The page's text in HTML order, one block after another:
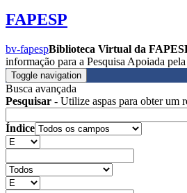
FAPESP
bv-fapespBiblioteca Virtual da
informação para a Pesquisa Apoiada
Toggle navigation
Busca avançada
Pesquisar - Utilize aspas para obter um
Índice